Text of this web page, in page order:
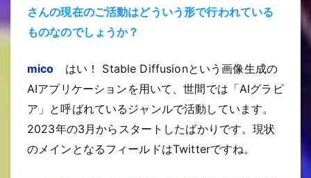
さんの現在のご活動はどういう形で行われている
ものなのでしょうか？
mico はい！ Stable Diffusionという画像生成の
AIアプリケーションを用いて、世間では「AIグラビ
ア」と呼ばれているジャンルで活動しています。
2023年の3月からスタートしたばかりです。現状
のメインとなるフィールドはTwitterですね。